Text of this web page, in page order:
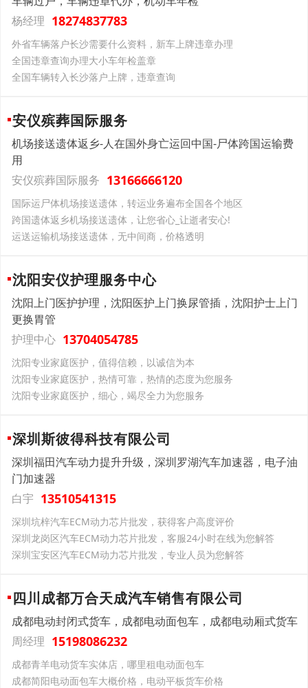
杨经理 18274837783
外省车辆落户长沙需要什么资料，新车上牌违章办理
全国违章查询办理大小车年检盖章
全国车辆转入长沙落户上牌，违章查询
安仪殡葬国际服务
机场接送遗体返乡-人在国外身亡运回中国-尸体跨国运输费
用
安仪殡葬国际服务 13166666120
国际运尸体机场接送遗体，转运业务遍布全国各个地区
跨国遗体返乡机场接送遗体，让您省心_让逝者安心!
运送运输机场接送遗体，无中间商，价格透明
沈阳安仪护理服务中心
沈阳上门医护护理，沈阳医护上门换尿管插，沈阳护士上门
更换胃管
护理中心 13704054785
沈阳专业家庭医护，值得信赖，以诚信为本
沈阳专业家庭医护，热情可靠，热情的态度为您服务
沈阳专业家庭医护，细心，竭尽全力为您服务
深圳斯彼得科技有限公司
深圳福田汽车动力提升升级，深圳罗湖汽车加速器，电子油
门加速器
白宇 13510541315
深圳坑梓汽车ECM动力芯片批发，获得客户高度评价
深圳龙岗区汽车ECM动力芯片批发，客服24小时在线为您解答
深圳宝安区汽车ECM动力芯片批发，专业人员为您解答
四川成都万合天成汽车销售有限公司
成都电动封闭式货车，成都电动面包车，成都电动厢式货车
周经理 15198086232
成都青羊电动货车实体店，哪里租电动面包车
成都简阳电动面包车大概价格，电动平板货车价格